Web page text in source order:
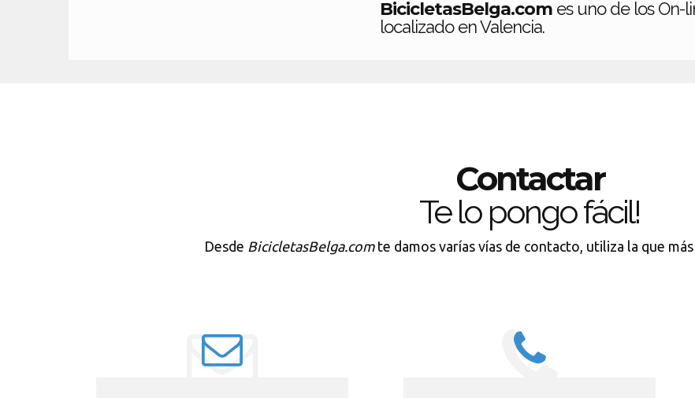
BicicletasBelga.com es uno de los On-
localizado en Valencia.
Contactar
Te lo pongo fácil!
Desde BicicletasBelga.comte damos varías vías de contacto, utiliza la que